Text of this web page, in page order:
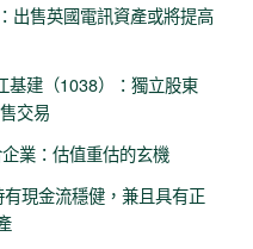
出售英國電訊資產或將提高
基建（1038）：獨立股東
交易
企業：估值重估的玄機
現金流穩健，兼且具有正